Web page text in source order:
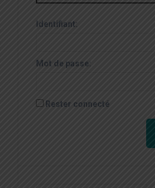
Identifiant:
Mot de passe:
Rester connecté